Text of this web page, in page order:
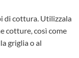
di cottura. Utilizzala
cotture, così come
griglia o al